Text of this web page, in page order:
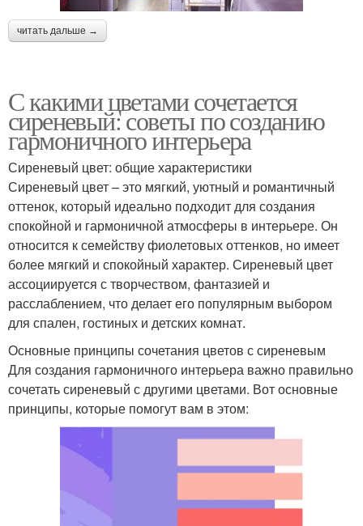
читать дальше →
С какими цветами сочетается
сиреневый: советы по созданию
гармоничного интерьера
Сиреневый цвет: общие характеристики
Сиреневый цвет – это мягкий, уютный и романтичный
оттенок, который идеально подходит для создания
спокойной и гармоничной атмосферы в интерьере. Он
относится к семейству фиолетовых оттенков, но имеет
более мягкий и спокойный характер. Сиреневый цвет
ассоциируется с творчеством, фантазией и
расслаблением, что делает его популярным выбором
для спален, гостиных и детских комнат.
Основные принципы сочетания цветов с сиреневым
Для создания гармоничного интерьера важно правильно
сочетать сиреневый с другими цветами. Вот основные
принципы, которые помогут вам в этом: